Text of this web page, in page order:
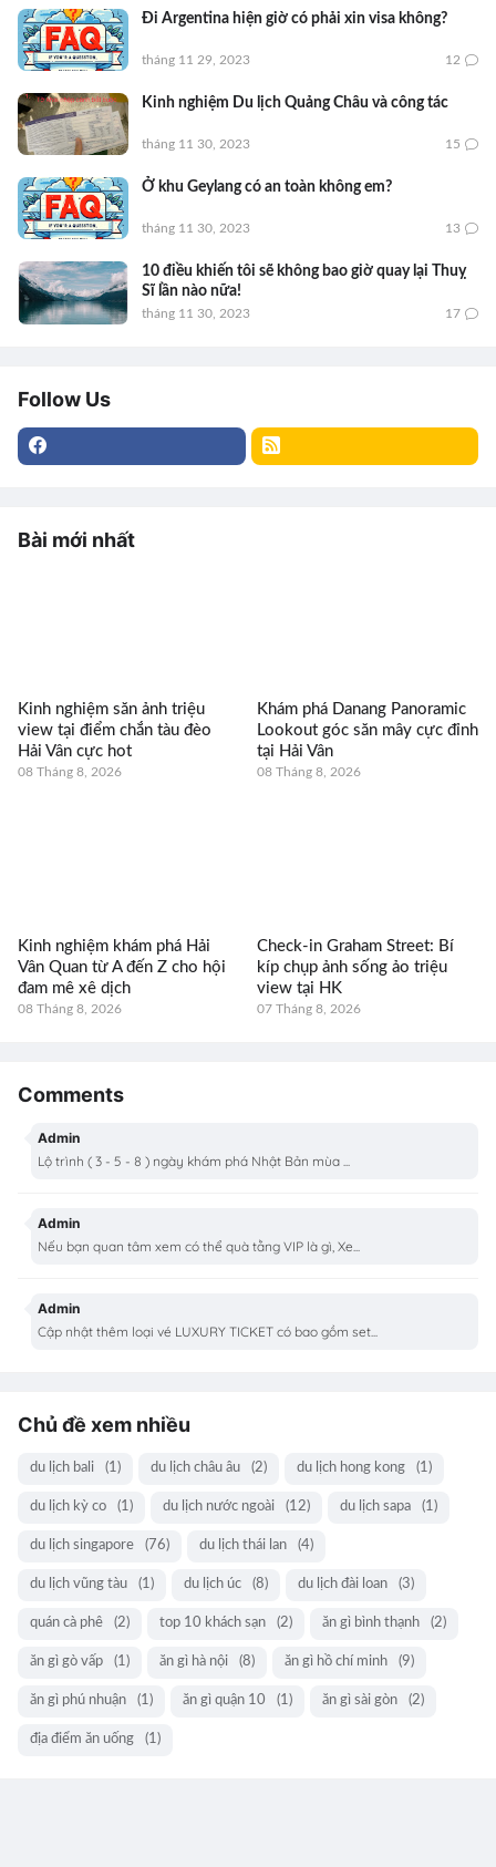
Đi Argentina hiện giờ có phải xin visa không?
tháng 11 29, 2023 12
Kinh nghiệm Du lịch Quảng Châu và công tác
tháng 11 30, 2023 15
Ở khu Geylang có an toàn không em?
tháng 11 30, 2023 13
10 điều khiến tôi sẽ không bao giờ quay lại Thuỵ
Sĩ lần nào nữa!
tháng 11 30, 2023 17
Follow Us
Bài mới nhất
Kinh nghiệm săn ảnh triệu
view tại điểm chắn tàu đèo
Hải Vân cực hot
08 Tháng 8, 2026
Khám phá Danang Panoramic
Lookout góc săn mây cực đỉnh
tại Hải Vân
08 Tháng 8, 2026
Kinh nghiệm khám phá Hải
Vân Quan từ A đến Z cho hội
đam mê xê dịch
08 Tháng 8, 2026
Check-in Graham Street: Bí
kíp chụp ảnh sống ảo triệu
view tại HK
07 Tháng 8, 2026
Comments
Admin
Lộ trình ( 3 - 5 - 8 ) ngày khám phá Nhật Bản mùa ...
Admin
Nếu bạn quan tâm xem có thể quà tằng VIP là gì, Xe...
Admin
Cập nhật thêm loại vé LUXURY TICKET có bao gồm set...
Chủ đề xem nhiều
du lịch bali (1) du lịch châu âu (2) du lịch hong kong (1)
du lịch kỳ co (1) du lịch nước ngoài (12) du lịch sapa (1)
du lịch singapore (76) du lịch thái lan (4)
du lịch vũng tàu (1) du lịch úc (8) du lịch đài loan (3)
quán cà phê (2) top 10 khách sạn (2) ăn gì bình thạnh (2)
ăn gì gò vấp (1) ăn gì hà nội (8) ăn gì hồ chí minh (9)
ăn gì phú nhuận (1) ăn gì quận 10 (1) ăn gì sài gòn (2)
địa điểm ăn uống (1)